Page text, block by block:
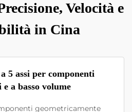
Velocità e
in Cina
5 assi per componenti
e a basso volume
geometricamente